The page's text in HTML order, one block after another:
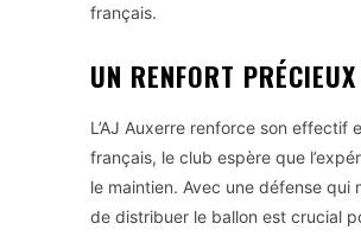
français.
UN RENFORT
L’AJ Auxerre renforce son effectif
français, le club espère que
le maintien. Avec une défense qui
de distribuer le ballon est crucial